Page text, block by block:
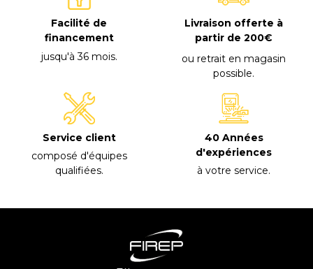
Facilité de
financement
jusqu'à 36 mois.
Livraison offerte à
partir de 200€
ou retrait en magasin
possible.
Service client
composé d'équipes
qualifiées.
40 Années
d'expériences
à votre service.